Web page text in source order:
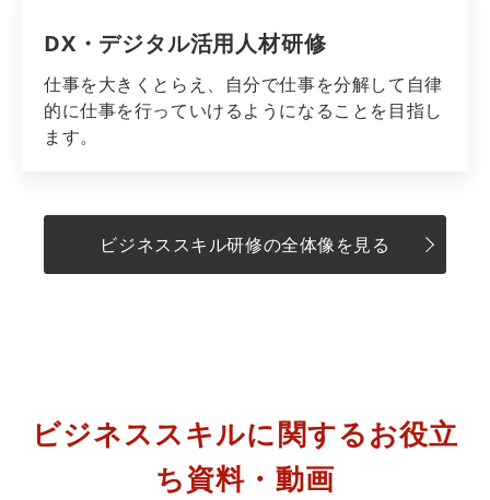
DX・デジタル活用人材研修
仕事を大きくとらえ、自分で仕事を分解して自律
的に仕事を行っていけるようになることを目指し
ます。
ビジネススキル研修の全体像を見る
ビジネススキルに関するお役立
ち資料・動画